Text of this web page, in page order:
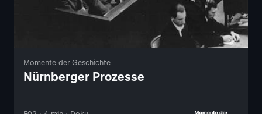
Momente der Geschichte
Nürnberger Prozesse